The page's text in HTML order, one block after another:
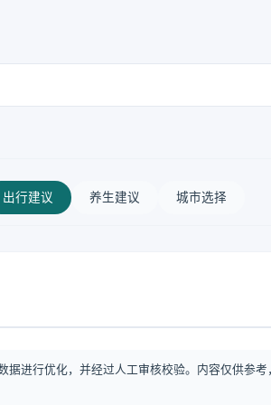
出行建议 养生建议 城市选择
进行优化，并经过人工审核校验。内容仅供参